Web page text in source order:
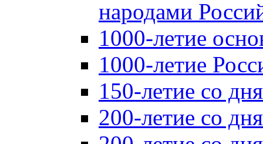
народами
1000-летие
1000-летие
150-летие со
200-летие со